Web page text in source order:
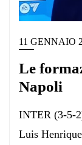
11 GENNAIO
Le
Napoli
INTER (3-5-
Luis